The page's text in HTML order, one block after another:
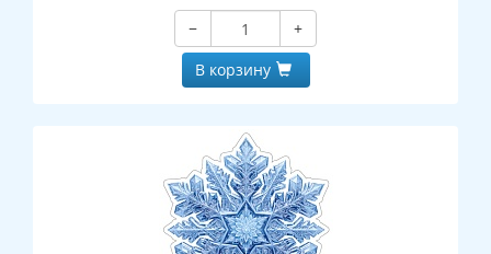
−
+
В корзину